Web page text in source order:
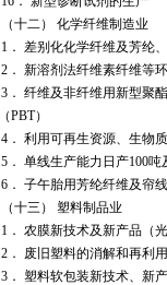
（十二） 化学纤维制造业
1． 差别化化学纤维及芳纶
2． 新溶剂法纤维素纤维等
3． 纤维及非纤维用新型聚
（PBT）
4． 利用可再生资源、生物
5． 单线生产能力日产100
6． 子午胎用芳纶纤维及帘
（十三） 塑料制品业
1． 农膜新技术及新产品（
2． 废旧塑料的消解和再利用
3． 塑料软包装新技术、新